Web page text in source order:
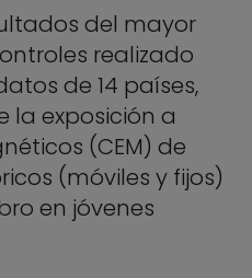
del mayor
realizado
de 14 países,
la exposición a
(CEM) de
(móviles y fijos)
en jóvenes